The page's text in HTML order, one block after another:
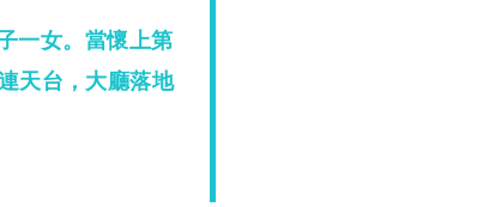
一女。當懷上第
天台，大廳落地